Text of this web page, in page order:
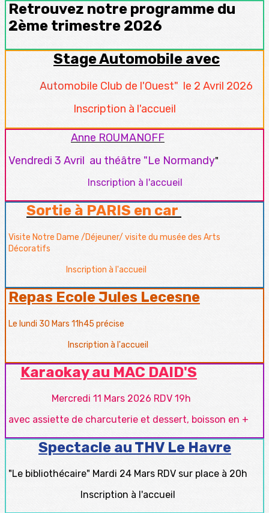
Retrouvez notre programme du
2ème trimestre 2026
Stage Automobile avec
Automobile Club de l'Ouest" le 2 Avril 2026
Inscription à l'accueil
Anne ROUMANOFF
Vendredi 3 Avril au théâtre "Le Normandy"
Inscription à l'accueil
Sortie à PARIS en car
Visite Notre Dame /Déjeuner/ visite du musée des Arts
Décoratifs
Inscription à l'accueil
Repas Ecole Jules Lecesne
Le lundi 30 Mars 11h45 précise
Inscription à l'accueil
Karaokay au MAC DAID'S
Mercredi 11 Mars 2026 RDV 19h
avec assiette de charcuterie et dessert, boisson en +
Spectacle au THV Le Havre
"Le bibliothécaire" Mardi 24 Mars RDV sur place à 20h
Inscription à l'accueil